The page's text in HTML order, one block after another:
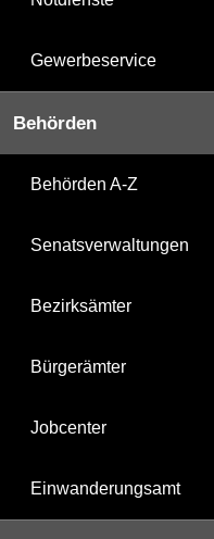
Gewerbeservice
Behörden
Behörden A-Z
Senatsverwaltungen
Bezirksämter
Bürgerämter
Jobcenter
Einwanderungsamt